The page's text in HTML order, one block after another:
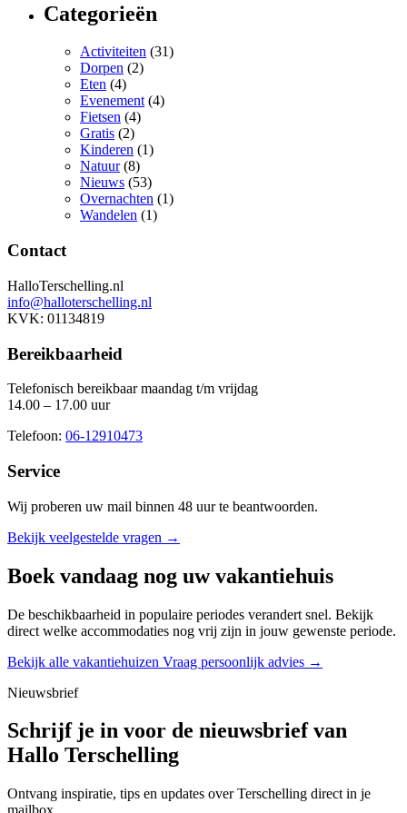
Categorieën
Activiteiten (31)
Dorpen (2)
Eten (4)
Evenement(4)
Fietsen (4)
Gratis (2)
Kinderen (1)
Natuur(8)
Nieuws (53)
Overnachten (1)
Wandelen (1)
Contact
HalloTerschelling.nl
info@halloterschelling.nl
KVK: 01134819
Bereikbaarheid
Telefonisch bereikbaar maandag t/m vrijdag
14.00 – 17.00 uur
Telefoon: 06-12910473
Service
Wij proberen uw mail binnen 48 uurte beantwoorden.
Bekijk veelgestelde vragen →
Boek vandaag nog uw vakantiehuis
De beschikbaarheid in populaire periodes verandert snel. Bekijk
direct welke accommodaties nog vrij zijn in jouw gewenste periode.
Bekijk alle vakantiehuizen Vraag persoonlijk advies →
Nieuwsbrief
Schrijf je in voor de nieuwsbrief van
Hallo Terschelling
Ontvang inspiratie, tips en updates over Terschelling direct in je